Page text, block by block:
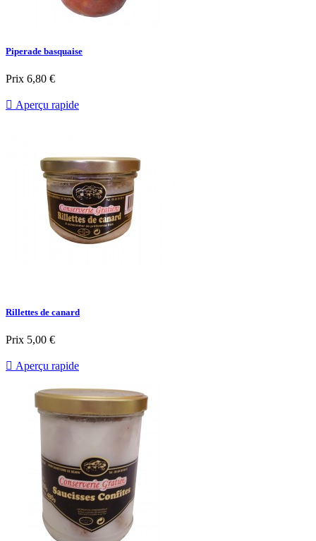
Piperade basquaise
Prix 6,80 €
 Aperçu rapide
Rillettes de canard
Prix 5,00 €
 Aperçu rapide